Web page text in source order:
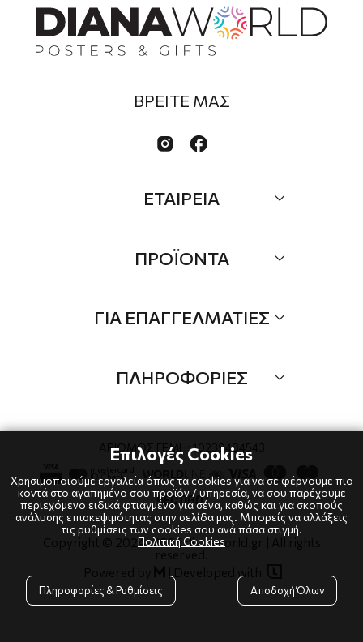
ΒΡΕΙΤΕ ΜΑΣ
 
ΕΤΑΙΡΕΙΑ
Επικοινωνία
ΠΡΟΪΟΝΤΑ
Προσφορές
Brands
ΓΙΑ ΕΠΑΓΓΕΛΜΑΤΙΕΣ
Λογαριαμός
Τρόποι πληρωμής
Επιστροφές
ΠΛΗΡΟΦΟΡΙΕΣ
Πολιτική Απορρήτου
Copyright © 2024-2026 dianaworld.gr | All rights
Powered by
| Developed with
ΑΡΙΘΜΟΣ ΓΕΜΗ: 10239484543
Επιλογές Cookies
Χρησιμοποιούμε εργαλεία όπως τα cookies για να σε φέρνουμε πιο
κοντά στο αγαπημένο σου προϊόν / υπηρεσία, να σου παρέχουμε
περιεχόμενο ειδικά φτιαγμένο για σένα, καθώς και για σκοπούς
ανάλυσης επισκεψιμότητας στην σελίδα μας. Μπορείς να αλλάξεις
τις ρυθμίσεις των cookies σου ανά πάσα στιγμή.
Πολιτική Cookies
Πληροφορίες & Ρυθμίσεις Αποδοχή Όλων